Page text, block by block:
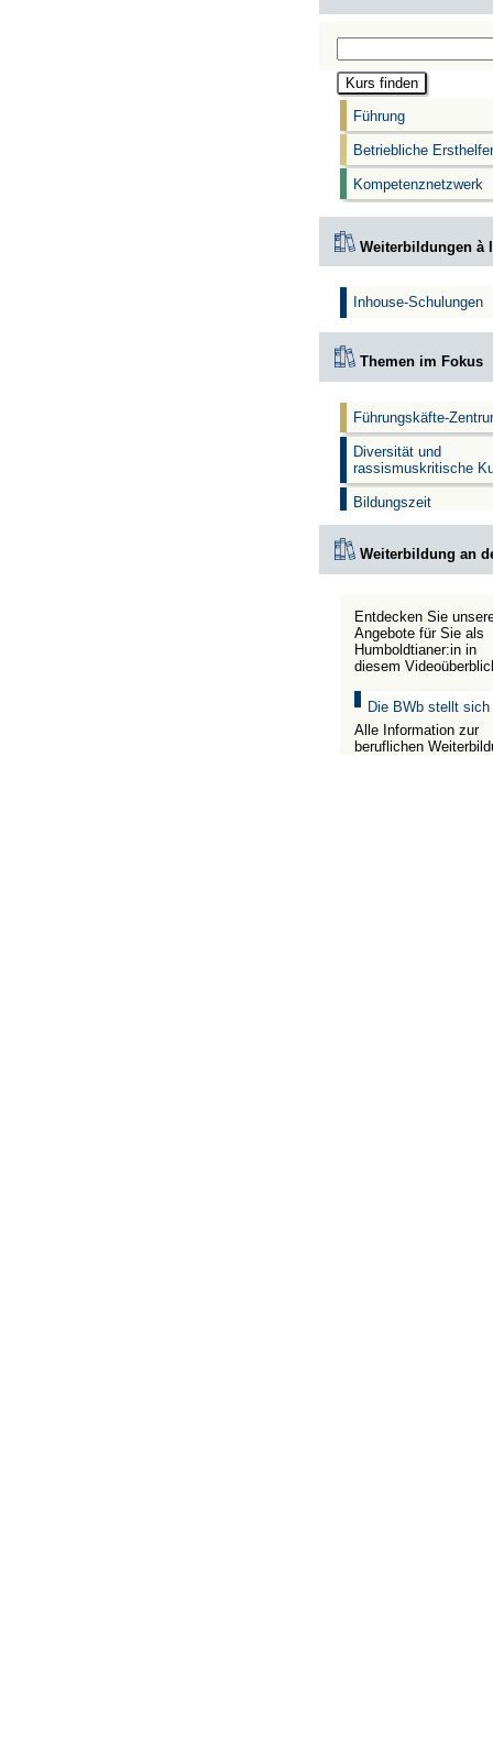
Führung
Betriebliche
Kompetenznetzwerk
Weiterbildungen à
Inhouse-Schulungen
Themen im Fokus
Führungskäfte-
Diversität und
rassismuskritische
Bildungszeit
Weiterbildung an
Entdecken Sie
Angebote für Sie als
Humboldtianer:in in
diesem
Die BWb stellt sich
Alle Information zur
beruflichen